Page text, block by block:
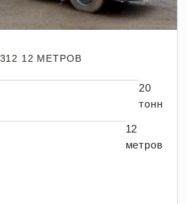
12 МЕТРОВ
20
тонн
12
метров